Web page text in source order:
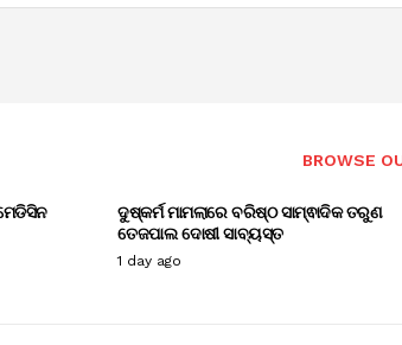
BROWSE
ଦୁଷ୍କର୍ମ ମାମଲାରେ ବରିଷ୍ଠ ସାମ୍ଵାଦିକ ତରୁଣ
ତେଜପାଲ ଦୋଷୀ ସାବ୍ୟସ୍ତ
1 day ago